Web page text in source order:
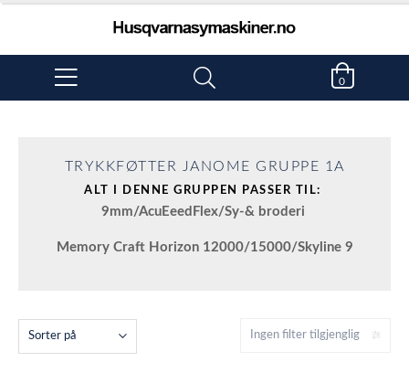
0
TRYKKFØTTER JANOME GRUPPE 1A
ALT I DENNE GRUPPEN PASSER TIL:
9mm/AcuEeedFlex/Sy-& broderi
Memory Craft Horizon 12000/15000/Skyline 9
Ingen filter tilgjenglig
Sorter på